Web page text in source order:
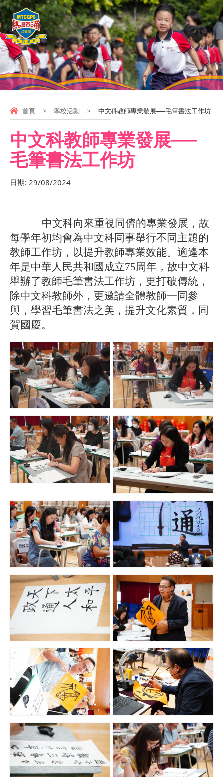
首頁 > 學校活動 > 中文科教師專業發展──毛筆書法工作坊
中文科教師專業發展──
毛筆書法工作坊
日期: 29/08/2024
中文科向來重視同儕的專業發展，故
每學年初均會為中文科同事舉行不同主題的
教師工作坊，以提升教師專業效能。適逢本
年是中華人民共和國成立75周年，故中文科
舉辦了教師毛筆書法工作坊，更打破傳統，
除中文科教師外，更邀請全體教師一同參
與，學習毛筆書法之美，提升文化素質，同
賀國慶。